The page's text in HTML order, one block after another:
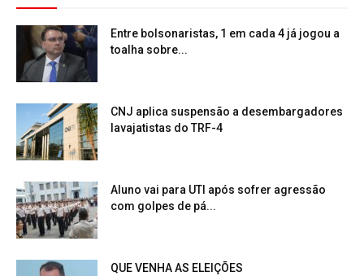
Entre bolsonaristas, 1 em cada 4 já jogou a
toalha sobre...
CNJ aplica suspensão a desembargadores
lavajatistas do TRF-4
Aluno vai para UTI após sofrer agressão
com golpes de pá...
QUE VENHA AS ELEIÇÕES